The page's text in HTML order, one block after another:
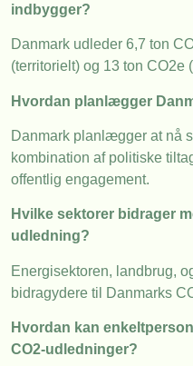
indbygger?
Danmark udleder 6,7 ton
(territorielt) og 13 ton CO2e
Hvordan planlægger
Danmark planlægger at nå
kombination af politiske
offentlig engagement.
Hvilke sektorer bidrager
udledning?
Energisektoren, landbrug,
bidragydere til Danmarks
Hvordan kan
CO2-udledninger?